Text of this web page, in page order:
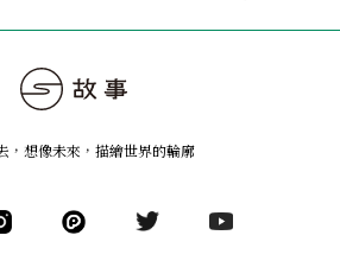
，想像未來 ， 描繪世界的輪廓